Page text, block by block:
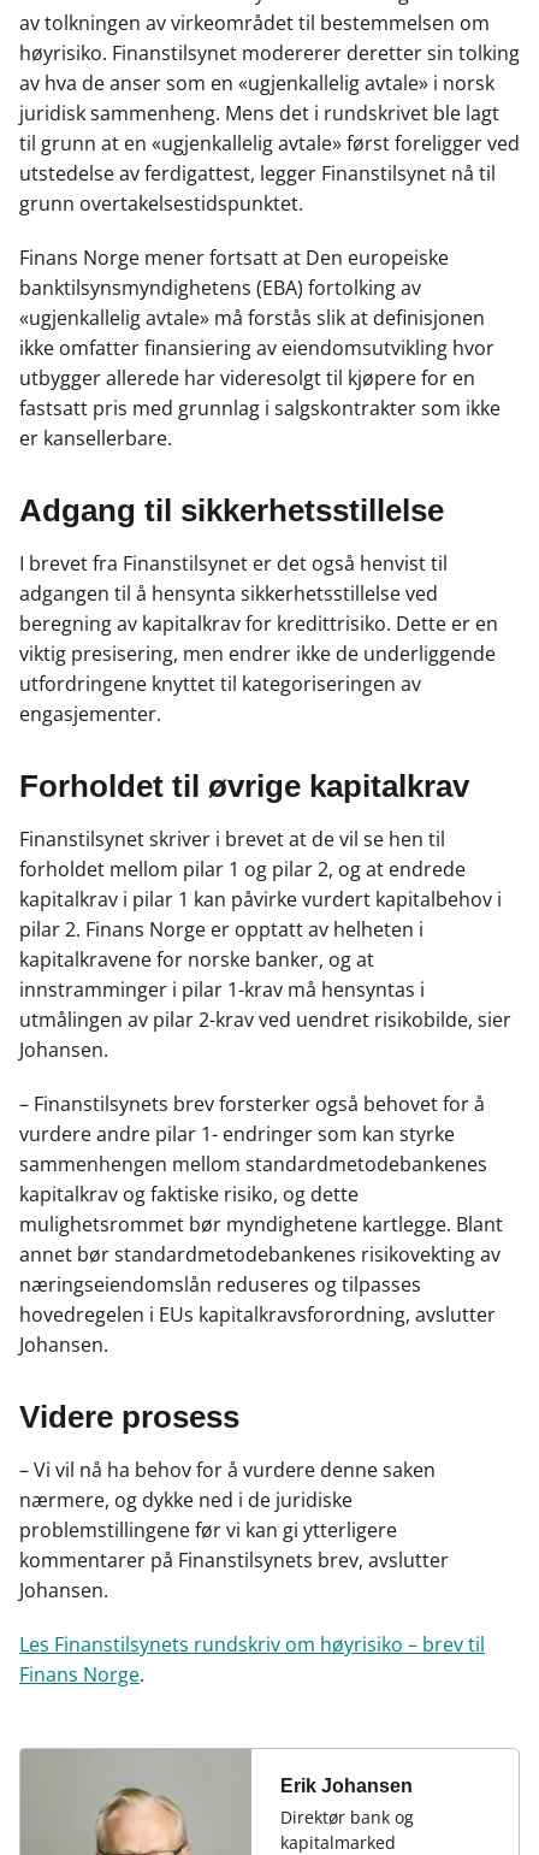
av tolkningen av virkeområdet til bestemmelsen om
høyrisiko. Finanstilsynet modererer deretter sin tolking
av hva de anser som en «ugjenkallelig avtale» i norsk
juridisk sammenheng. Mens det i rundskrivet ble lagt
til grunn at en «ugjenkallelig avtale» først foreligger ved
utstedelse av ferdigattest, legger Finanstilsynet nå til
grunn overtakelsestidspunktet.
Finans Norge mener fortsatt at Den europeiske
banktilsynsmyndighetens (EBA) fortolking av
«ugjenkallelig avtale» må forstås slik at definisjonen
ikke omfatter finansiering av eiendomsutvikling hvor
utbygger allerede har videresolgt til kjøpere for en
fastsatt pris med grunnlag i salgskontrakter som ikke
er kansellerbare.
Adgang til sikkerhetsstillelse
I brevet fra Finanstilsynet er det også henvist til
adgangen til å hensynta sikkerhetsstillelse ved
beregning av kapitalkrav for kredittrisiko. Dette er en
viktig presisering, men endrer ikke de underliggende
utfordringene knyttet til kategoriseringen av
engasjementer.
Forholdet til øvrige kapitalkrav
Finanstilsynet skriver i brevet at de vil se hen til
forholdet mellom pilar 1 og pilar 2, og at endrede
kapitalkrav i pilar 1 kan påvirke vurdert kapitalbehov i
pilar 2. Finans Norge er opptatt av helheten i
kapitalkravene for norske banker, og at
innstramminger i pilar 1-krav må hensyntas i
utmålingen av pilar 2-krav ved uendret risikobilde, sier
Johansen.
– Finanstilsynets brev forsterker også behovet for å
vurdere andre pilar 1- endringer som kan styrke
sammenhengen mellom standardmetodebankenes
kapitalkrav og faktiske risiko, og dette
mulighetsrommet bør myndighetene kartlegge. Blant
annet bør standardmetodebankenes risikovekting av
næringseiendomslån reduseres og tilpasses
hovedregelen i EUs kapitalkravsforordning, avslutter
Johansen.
Videre prosess
– Vi vil nå ha behov for å vurdere denne saken
nærmere, og dykke ned i de juridiske
problemstillingene før vi kan gi ytterligere
kommentarer på Finanstilsynets brev, avslutter
Johansen.
Les Finanstilsynets rundskriv om høyrisiko – brev til
Finans Norge.
Erik Johansen
Direktør bank og
kapitalmarked